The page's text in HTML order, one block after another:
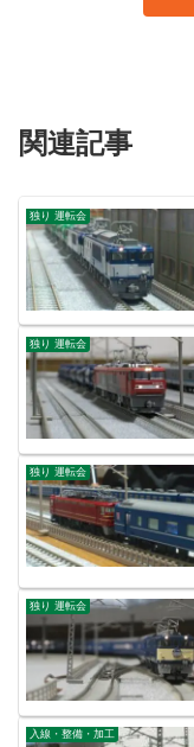
関連記事
独り 運転会
独り 運転会
独り 運転会
独り 運転会
入線・整備・加工